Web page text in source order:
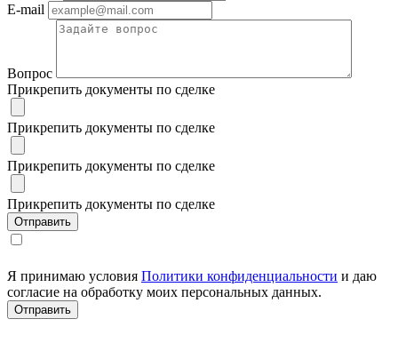
E-mail
Вопрос
Прикрепить документы по сделке
Прикрепить документы по сделке
Прикрепить документы по сделке
Прикрепить документы по сделке
Я принимаю условия Политики конфиденциальности и даю
согласие на обработку моих персональных данных.